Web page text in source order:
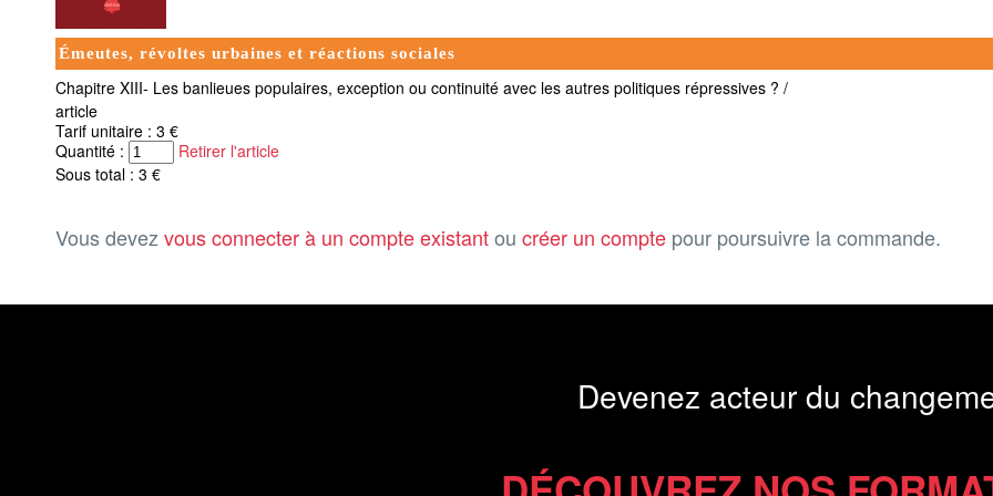
Émeutes, révoltes urbaines et réactions sociales
Chapitre XIII- Les banlieues populaires, exception ou continuité avec les autres politiques répressives ? /
article
Tarif unitaire : 3 €
Quantité :
Retirer l'article
Sous total : 3 €
Vous devezvous connecter à un compte existantou créer un compte pour poursuivre la commande.
Devenez acteur du